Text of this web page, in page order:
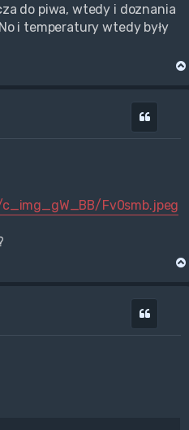
do piwa, wtedy i doznania
i temperatury wtedy były
Fv0smb.jpeg